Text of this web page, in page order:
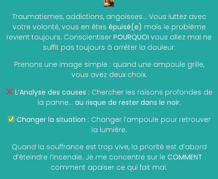
Traumatismes, addictions, angoisses… Vous luttez avec
votre volonté, vous en êtes épuisé(e) mais le problème
revient toujours. Conscientiser POURQUOI vous allez mal ne
suffit pas toujours à arrêter la douleur.
Prenons une image simple : quand une ampoule grille,
vous avez deux choix.
L’Analyse des causes : Chercher les raisons profondes de
la panne… au risque de rester dans le noir.
Changer la situation : Changer l’ampoule pour retrouver
la lumière.
Quand la souffrance est trop vive, la priorité est d’abord
d’éteindre l’incendie. Je me concentre sur le COMMENT :
comment apaiser ce qui fait mal.